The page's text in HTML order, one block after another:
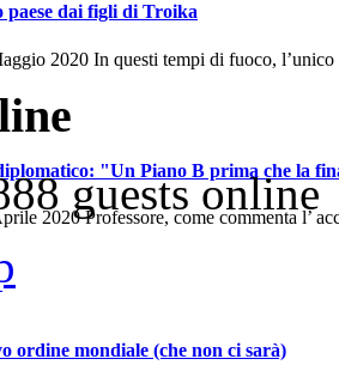
paese dai figli di Troika
2020 In questi tempi di fuoco,
"Un Piano B prima che la
2020 Professore, come commenta l’
ordine mondiale (che non ci sarà)
guests online